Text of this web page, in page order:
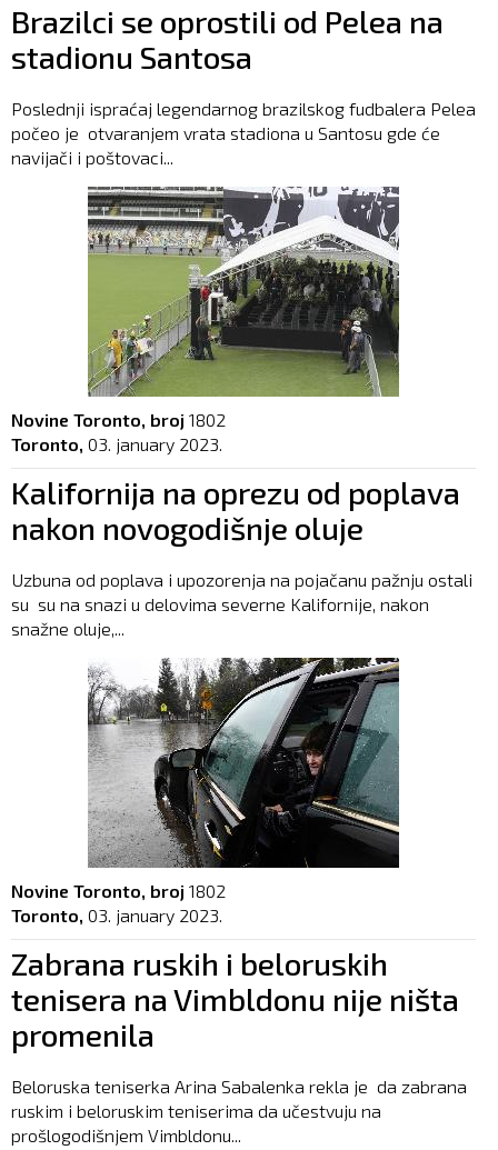
Brazilci se oprostili od Pelea na
stadionu Santosa
Poslednji ispraćaj legendarnog brazilskog fudbalera Pelea
počeo je otvaranjem vrata stadiona u Santosu gde će
navijači i poštovaci...
Novine Toronto, broj 1802
Toronto, 03. january 2023.
Kalifornija na oprezu od poplava
nakon novogodišnje oluje
Uzbuna od poplava i upozorenja na pojačanu pažnju ostali
su su na snazi u delovima severne Kalifornije, nakon
snažne oluje,...
Novine Toronto, broj 1802
Toronto, 03. january 2023.
Zabrana ruskih i beloruskih
tenisera na Vimbldonu nije ništa
promenila
Beloruska teniserka Arina Sabalenka rekla je da zabrana
ruskim i beloruskim teniserima da učestvuju na
prošlogodišnjem Vimbldonu...